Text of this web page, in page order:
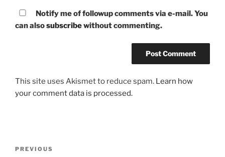
Notify me of followup comments via e-mail. You
can alsosubscribewithout commenting.
This site uses Akismet to reduce spam. Learn how
your comment data is processed.
Previous
PREVIOUS